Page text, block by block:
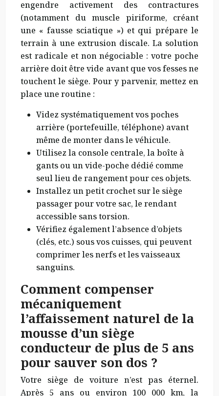
engendre activement des contractures
(notamment du muscle piriforme, créant
une « fausse sciatique ») et qui prépare le
terrain à une extrusion discale. La solution
est radicale et non négociable : votre poche
arrière doit être vide avant que vos fesses ne
touchent le siège. Pour y parvenir, mettez en
place une routine :
Videz systématiquement vos poches
arrière (portefeuille, téléphone) avant
même de monter dans le véhicule.
Utilisez la console centrale, la boîte à
gants ou un vide-poche dédié comme
seul lieu de rangement pour ces objets.
Installez un petit crochet sur le siège
passager pour votre sac, le rendant
accessible sans torsion.
Vérifiez également l’absence d’objets
(clés, etc.) sous vos cuisses, qui peuvent
comprimer les nerfs et les vaisseaux
sanguins.
Comment compenser
mécaniquement
l’affaissement naturel de la
mousse d’un siège
conducteur de plus de 5 ans
pour sauver son dos ?
Votre siège de voiture n’est pas éternel.
Après 5 ans ou environ 100 000 km, la